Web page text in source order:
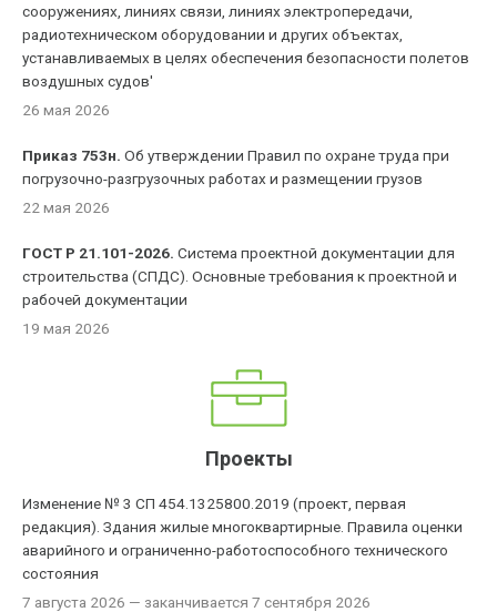
сооружениях, линиях связи, линиях электропередачи,
радиотехническом оборудовании и других объектах,
устанавливаемых в целях обеспечения безопасности полетов
воздушных судов'
26 мая 2026
Приказ 753н. Об утверждении Правил по охране труда при
погрузочно-разгрузочных работах и размещении грузов
22 мая 2026
ГОСТ Р 21.101-2026. Система проектной документации для
строительства (СПДС). Основные требования к проектной и
рабочей документации
19 мая 2026
Проекты
Изменение № 3 СП 454.1325800.2019 (проект, первая
редакция). Здания жилые многоквартирные. Правила оценки
аварийного и ограниченно-работоспособного технического
состояния
7 августа 2026 — заканчивается 7 сентября 2026